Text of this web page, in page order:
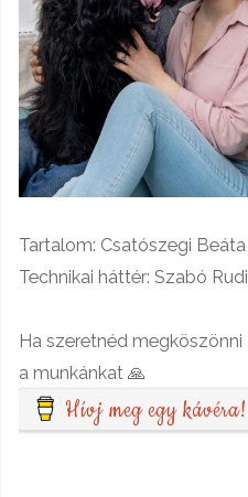
Tartalom: Csatószegi Beáta
Technikai háttér: Szabó Rudi
Ha szeretnéd megköszönni
a munkánkat 🙏
Hívj meg egy kávéra!